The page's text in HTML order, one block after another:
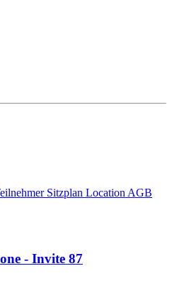
Sitzplan Location AGB
- Invite 87